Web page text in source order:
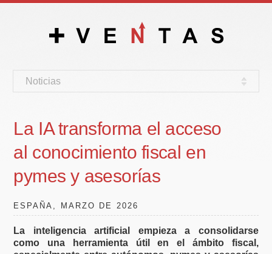
Noticias
La IA transforma el acceso
al conocimiento fiscal en
pymes y asesorías
ESPAÑA, MARZO DE 2026
La inteligencia artificial empieza a consolidarse
como una herramienta útil en el ámbito fiscal,